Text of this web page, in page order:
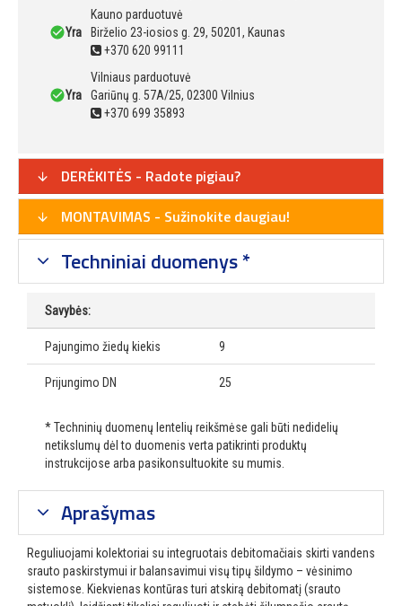
Yra
Kauno parduotuvė
Birželio 23-iosios g. 29, 50201, Kaunas
+370 620 99111
Yra
Vilniaus parduotuvė
Gariūnų g. 57A/25, 02300 Vilnius
+370 699 35893
DERĖKITĖS - Radote pigiau?
MONTAVIMAS - Sužinokite daugiau!
Techniniai duomenys *
Savybės:
Pajungimo žiedų kiekis 9
Prijungimo DN 25
* Techninių duomenų lentelių reikšmėse gali būti nedidelių
netikslumų dėl to duomenis verta patikrinti produktų
instrukcijose arba pasikonsultuokite su mumis.
Aprašymas
Reguliuojami kolektoriai su integruotais debitomačiais skirti vandens
srauto paskirstymui ir balansavimui visų tipų šildymo – vėsinimo
sistemose. Kiekvienas kontūras turi atskirą debitomatį (srauto